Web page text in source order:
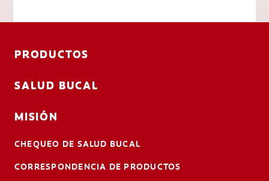
PRODUCTOS
SALUD BUCAL
MISIÓN
CHEQUEO DE SALUD BUCAL
CORRESPONDENCIA DE PRODUCTOS